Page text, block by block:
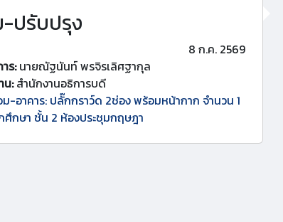
ปรับปรุง
8 ก.ค. 2569
ร:นายณัฐนันท์ พรจิรเลิศฐากุล
น:สำนักงานอธิการบดี
-อาคาร: ปลั๊กกราว์ด 2ช่อง พร้อมหน้ากาก จำนวน 1
ศึกษา ชั้น 2 ห้องประชุมกฤษฎา